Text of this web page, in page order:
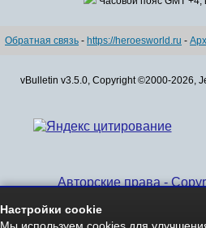
Обратная связь - https://heroesworld.ru -
vBulletin v3.5.0, Copyright ©2000-2026,
Авторские права -
Настройки cookie
Мы используем cookies для